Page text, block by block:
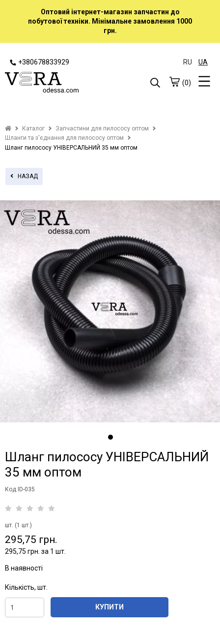
Оптовий інтернет-магазин запчастин до
побутової техніки. Мінімальне замовлення 1000
грн.
+380678833929 RU UA
(0)
Каталог
Запчастини для пилососу оптом
Шланги та з'єднання для пилососу оптом
Шланг пилососу УНІВЕРСАЛЬНИЙ 35 мм оптом
НАЗАД
Шланг пилососу УНІВЕРСАЛЬНИЙ
35 мм оптом
Код ID-035
шт. (1 шт.)
295,75 грн.
295,75 грн. за 1 шт.
В наявності
Кількість, шт.
КУПИТИ